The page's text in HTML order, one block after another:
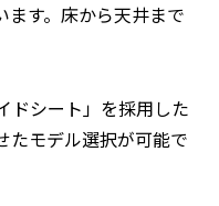
す。床から天井まで
ドシート」を採用した
たモデル選択が可能で